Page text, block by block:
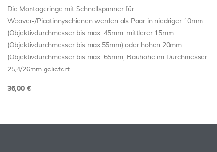
Die Montageringe mit Schnellspanner für
Weaver-/Picatinnyschienen werden als Paar in niedriger 10mm
(Objektivdurchmesser bis max. 45mm, mittlerer 15mm
(Objektivdurchmesser bis max.55mm) oder hohen 20mm
(Objektivdurchmesser bis max. 65mm) Bauhöhe im Durchmesser
25,4/26mm geliefert.
36,00 €